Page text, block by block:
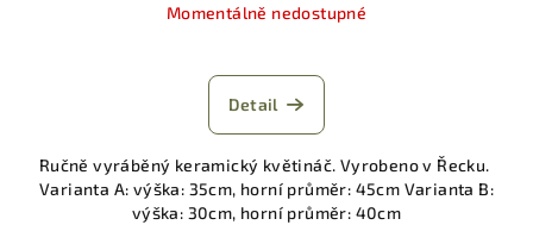
Momentálně nedostupné
Detail
Ručně vyráběný keramický květináč. Vyrobeno v Řecku.
Varianta A: výška: 35cm, horní průměr: 45cm Varianta B:
výška: 30cm, horní průměr: 40cm